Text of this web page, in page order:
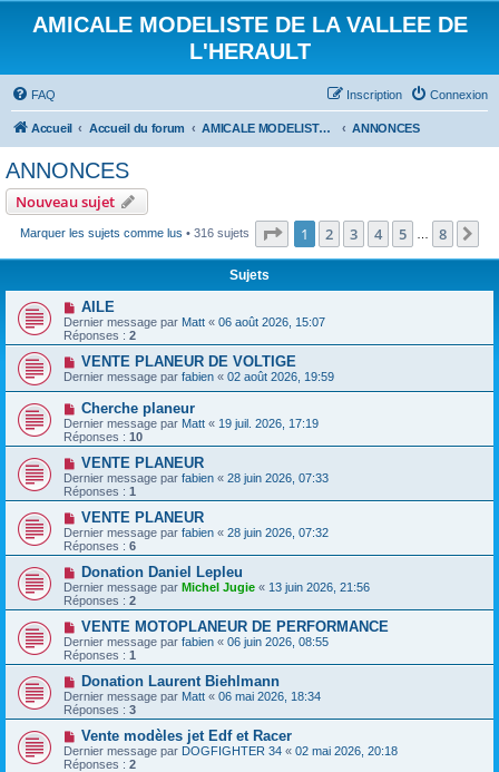
AMICALE MODELISTE DE LA VALLEE DE
L'HERAULT
FAQ Connexion
Inscription
Accueil Accueil du forum AMICALE MODELISTE DE LA VALLEE DE L'HERAULT ANNONCES
ANNONCES
Nouveau sujet
Marquer les sujets comme lus • 316 sujets Page 1sur8
1 2 3 4 5 8
Sujets
AILE
Dernier message par Matt « 06 août 2026, 15:07
Réponses : 2
VENTE PLANEUR DE VOLTIGE
Dernier message par fabien « 02 août 2026, 19:59
Cherche planeur
Dernier message par Matt « 19 juil. 2026, 17:19
Réponses : 10
VENTE PLANEUR
Dernier message par fabien « 28 juin 2026, 07:33
Réponses : 1
VENTE PLANEUR
Dernier message par fabien « 28 juin 2026, 07:32
Réponses : 6
Donation Daniel Lepleu
Dernier message par Michel Jugie « 13 juin 2026, 21:56
Réponses : 2
VENTE MOTOPLANEUR DE PERFORMANCE
Dernier message par fabien « 06 juin 2026, 08:55
Réponses : 1
Donation Laurent Biehlmann
Dernier message par Matt « 06 mai 2026, 18:34
Réponses : 3
Vente modèles jet Edf et Racer
Dernier message par DOGFIGHTER 34 « 02 mai 2026, 20:18
Réponses : 2